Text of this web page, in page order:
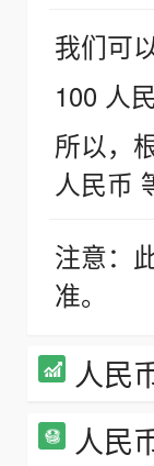
我们可
100 人
所以，
人民币
注意：
准。
人民
人民